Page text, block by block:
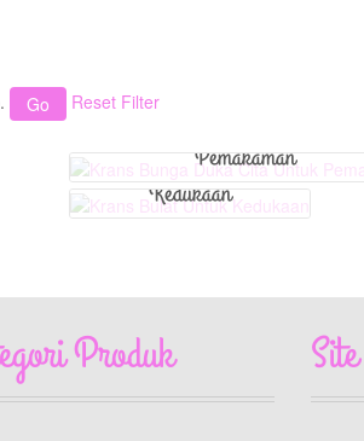
Reset FilterKrans Bunga Duka Cita Untuk
Pemakaman
Krans Bulat Untuk
Kedukaan
Produk